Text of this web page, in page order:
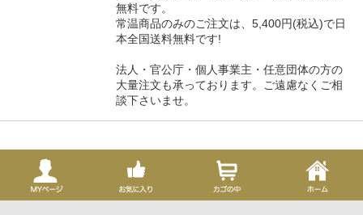
無料です。
常温商品のみのご注文は、5,400円(税込)で日
本全国送料無料です!
法人・官公庁・個人事業主・任意団体の方の
大量注文も承っております。ご遠慮なくご相
談下さいませ。